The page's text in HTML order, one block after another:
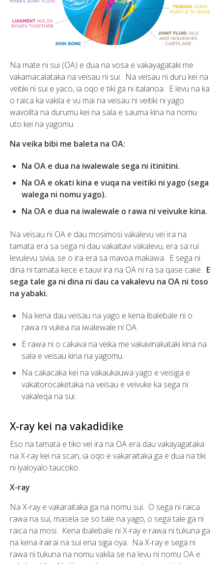
Na mate ni sui (OA) e dua na vosa e vakayagataki me
vakamacalataka na veisau ni sui. Na veisau ni duru kei na
veitiki ni sui e yaco, ia oqo e tiki ga ni italanoa. E levu na ka
o raica ka vakila e vu mai na veisau ni veitiki ni yago
wavolita na durumu kei na sala e sauma kina na nomu
uto kei na yagomu.
Na veika bibi me baleta na OA:
Na OA e dua na iwalewale sega ni itinitini.
Na OA e okati kina e vuqa na veitiki ni yago (sega
walega ni nomu yago).
Na OA e dua na iwalewale o rawa ni veivuke kina.
Na veisau ni OA e dau mosimosi vakalevu vei ira na
tamata era sa sega ni dau vakaitavi vakalevu, era sa rui
levulevu sivia, se o ira era sa mavoa makawa. E sega ni
dina ni tamata kece e tauvi ira na OA ni ra sa qase cake. E
sega tale ga ni dina ni dau ca vakalevu na OA ni toso
na yabaki.
Na kena dau veisau na yago e kena ibalebale ni o
rawa ni vukea na iwalewale ni OA.
E rawa ni o cakava na veika me vakavinakataki kina na
sala e veisau kina na yagomu.
Na cakacaka kei na vakaukauwa yago e veisiga e
vakatorocaketaka na veisau e veivuke ka sega ni
vakaleqa na sui.
X-ray kei na vakadidike
Eso na tamata e tiko vei ira na OA era dau vakayagataka
na X-ray kei na scan, ia oqo e vakaraitaka ga e dua na tiki
ni iyaloyalo taucoko.
X-ray
Na X-ray e vakaraitaka ga na nomu sui. O sega ni raica
rawa na sui, masela se so tale na yago, o sega tale ga ni
raica na mosi. Kena ibalebale ni X-ray e rawa ni tukuna ga
na kena irairai na sui ena siga oya. Na X-ray e sega ni
rawa ni tukuna na nomu vakila se na levu ni nomu OA e